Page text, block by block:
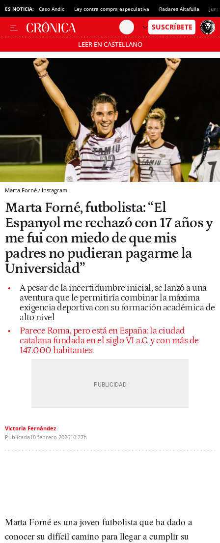
ES NOTICIA: Caso Andic Ley contra compra especulativa Radares Altafulla
LEER EN CASTELLANO
Pásate al MODO AHORRO
Marta Forné / Instagram
Marta Forné, futbolista: “El
Espanyol me rechazó con 17 años y
me fui con miedo de que mis
padres no pudieran pagarme la
Universidad”
A pesar de la incertidumbre inicial, se lanzó a una
aventura que le permitiría combinar la máxima
exigencia deportiva con su formación académica de
alto nivel
Parece Roma, pero está en España: la ciudad
catalana fundada en el siglo VI a.C. y con más de
147.000 habitantes
Victoria Fernández
Publicada10 febrero 202610:27h
Marta Forné es una joven futbolista que ha dado a
conocer su difícil camino para llegar a cumplir su